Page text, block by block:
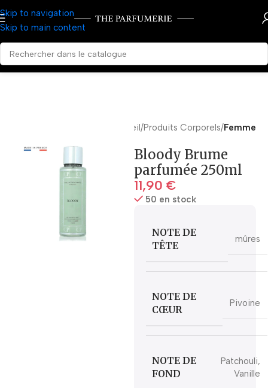
Skip to navigation
Skip to main content
Accueil Produits Corporels Femme
Bloody Brume
parfumée 250ml
11,90 €
50 en stock
NOTE DE
TÊTE
mûres
NOTE DE
CŒUR
Pivoine
NOTE DE
FOND
Patchouli,
Vanille